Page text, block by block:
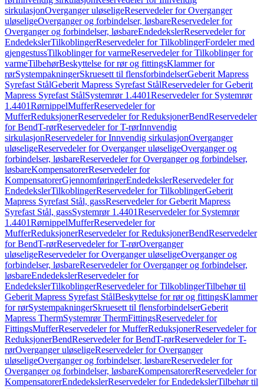
sirkulasjonOverganger uløseligeReservedeler for Overganger
uløseligeOverganger og forbindelser, løsbareReservedeler for
Overganger og forbindelser, løsbareEndedekslerReservedeler for
EndedekslerTilkoblingerReservedeler for TilkoblingerFordeler med
gjengestussTilkoblinger for varmeReservedeler for Tilkoblinger for
varmeTilbehørBeskyttelse for rør og fittingsKlammer for
rørSystempakningerSkruesett til flensforbindelserGeberit Mapress
Syrefast StålGeberit Mapress Syrefast StålReservedeler for Geberit
Mapress Syrefast StålSystemrør 1.4401Reservedeler for Systemrør
1.4401RørnippelMufferReservedeler for
MufferReduksjonerReservedeler for ReduksjonerBendReservedeler
for BendT-rørReservedeler for T-rørInnvendig
sirkulasjonReservedeler for Innvendig sirkulasjonOverganger
uløseligeReservedeler for Overganger uløseligeOverganger og
forbindelser, løsbareReservedeler for Overganger og forbindelser,
løsbareKompensatorerReservedeler for
KompensatorerGjennomføringerEndedekslerReservedeler for
EndedekslerTilkoblingerReservedeler for TilkoblingerGeberit
Mapress Syrefast Stål, gassReservedeler for Geberit Mapress
Syrefast Stål, gassSystemrør 1.4401Reservedeler for Systemrør
1.4401RørnippelMufferReservedeler for
MufferReduksjonerReservedeler for ReduksjonerBendReservedeler
for BendT-rørReservedeler for T-rørOverganger
uløseligeReservedeler for Overganger uløseligeOverganger og
forbindelser, løsbareReservedeler for Overganger og forbindelser,
løsbareEndedekslerReservedeler for
EndedekslerTilkoblingerReservedeler for TilkoblingerTilbehør til
Geberit Mapress Syrefast StålBeskyttelse for rør og fittingsKlammer
for rørSystempakningerSkruesett til flensforbindelserGeberit
Mapress ThermSystemrør ThermFittingsReservedeler for
FittingsMufferReservedeler for MufferReduksjonerReservedeler for
ReduksjonerBendReservedeler for BendT-rørReservedeler for T-
rørOverganger uløseligeReservedeler for Overganger
uløseligeOverganger og forbindelser, løsbareReservedeler for
Overganger og forbindelser, løsbareKompensatorerReservedeler for
KompensatorerEndedekslerReservedeler for EndedekslerTilbehør til